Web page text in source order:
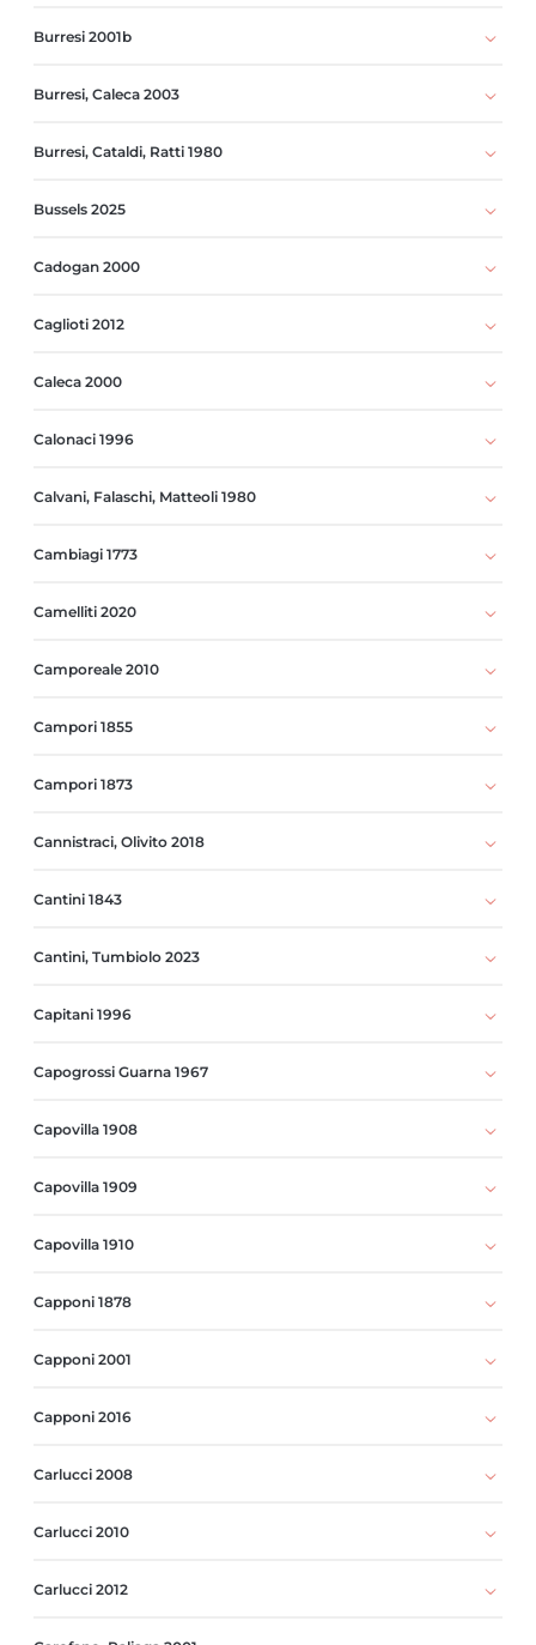
Burresi 2001b
Burresi, Caleca 2003
Burresi, Cataldi, Ratti 1980
Bussels 2025
Cadogan 2000
Caglioti 2012
Caleca 2000
Calonaci 1996
Calvani, Falaschi, Matteoli 1980
Cambiagi 1773
Camelliti 2020
Camporeale 2010
Campori 1855
Campori 1873
Cannistraci, Olivito 2018
Cantini 1843
Cantini, Tumbiolo 2023
Capitani 1996
Capogrossi Guarna 1967
Capovilla 1908
Capovilla 1909
Capovilla 1910
Capponi 1878
Capponi 2001
Capponi 2016
Carlucci 2008
Carlucci 2010
Carlucci 2012